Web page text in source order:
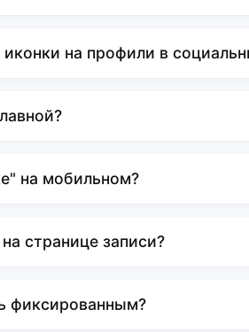
на профили в
на мобильном?
странице записи?
фиксированным?